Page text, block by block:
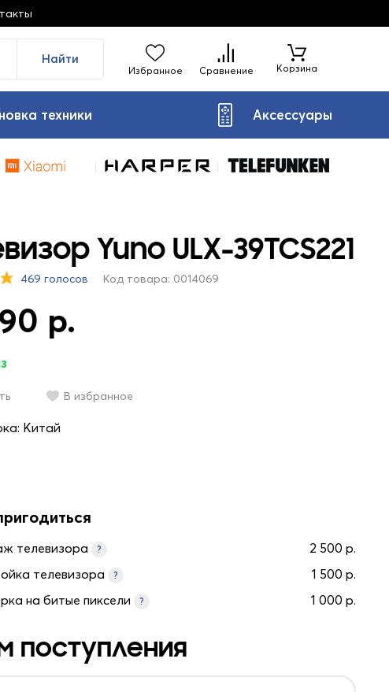
Найти
Избранное Сравнение Корзина
техники Аксессуары
Yuno ULX-39TCS221
469 голосов Код товара: 0014069
р.
В избранное
Китай
телевизора ?
2 500 р.
телевизора
?
1 500 р.
на битые пиксели
? 1 000 р.
поступления